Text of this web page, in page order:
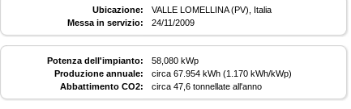
Ubicazione:
VALLE LOMELLINA (PV), Italia
Messa in servizio:
24/11/2009
Potenza dell'impianto:
58,080 kWp
Produzione annuale:
circa 67.954 kWh (1.170 kWh/kWp)
Abbattimento CO2:
circa 47,6 tonnellate all'anno